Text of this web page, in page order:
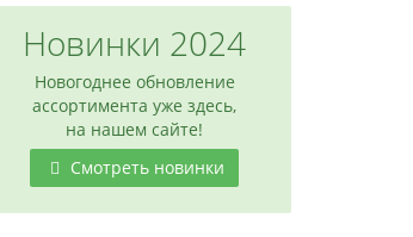
Новинки 2024
Новогоднее обновление
ассортимента уже здесь,
на нашем сайте!
Смотреть новинки